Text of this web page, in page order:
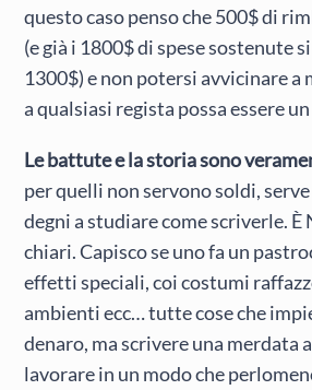
questo caso penso che 500$ di
(e già i 1800$ di spese sostenute
1300$) e non potersi avvicinare a
a qualsiasi regista possa essere
Le battute e la storia sono
per quelli non servono soldi,
degni a studiare come scriverle.
chiari. Capisco se uno fa un
effetti speciali, coi costumi
ambienti ecc… tutte cose che
denaro, ma scrivere una merdata
lavorare in un modo che